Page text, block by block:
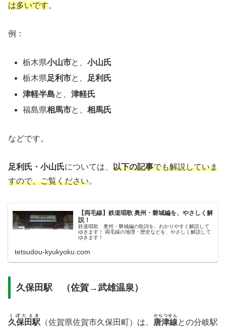
は多いです。
例：
栃木県小山市と、小山氏
栃木県足利市と、 足利氏
津軽半島と、津軽氏
福島県相馬市と、相馬氏
などです。
足利氏・小山氏については、 以下の記事でも解説していま
すので、ご覧ください。
【両毛線】鉄道唱歌 奥州・磐城編を、やさしく解
説！
鉄道唱歌 奥州・磐城編の歌詞を、わかりやすく解説して
ゆきます！ 両毛線の地理・歴史などを、やさしく解説して
ゆきます！
tetsudou-kyukyoku.com
久保田駅 （佐賀→武雄温泉）
久保田駅
くぼたえき
（佐賀県佐賀市久保田町）は、 唐津線
からつせん
との分岐駅